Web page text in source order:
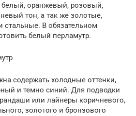
белый, оранжевый, розовый,
тон, а так же золотые,
стальные. В обязательном
белый перламутр.
содержать холодные оттенки,
и темно синий. Для подводки
или лайнеры коричневого,
золотого и бронзового